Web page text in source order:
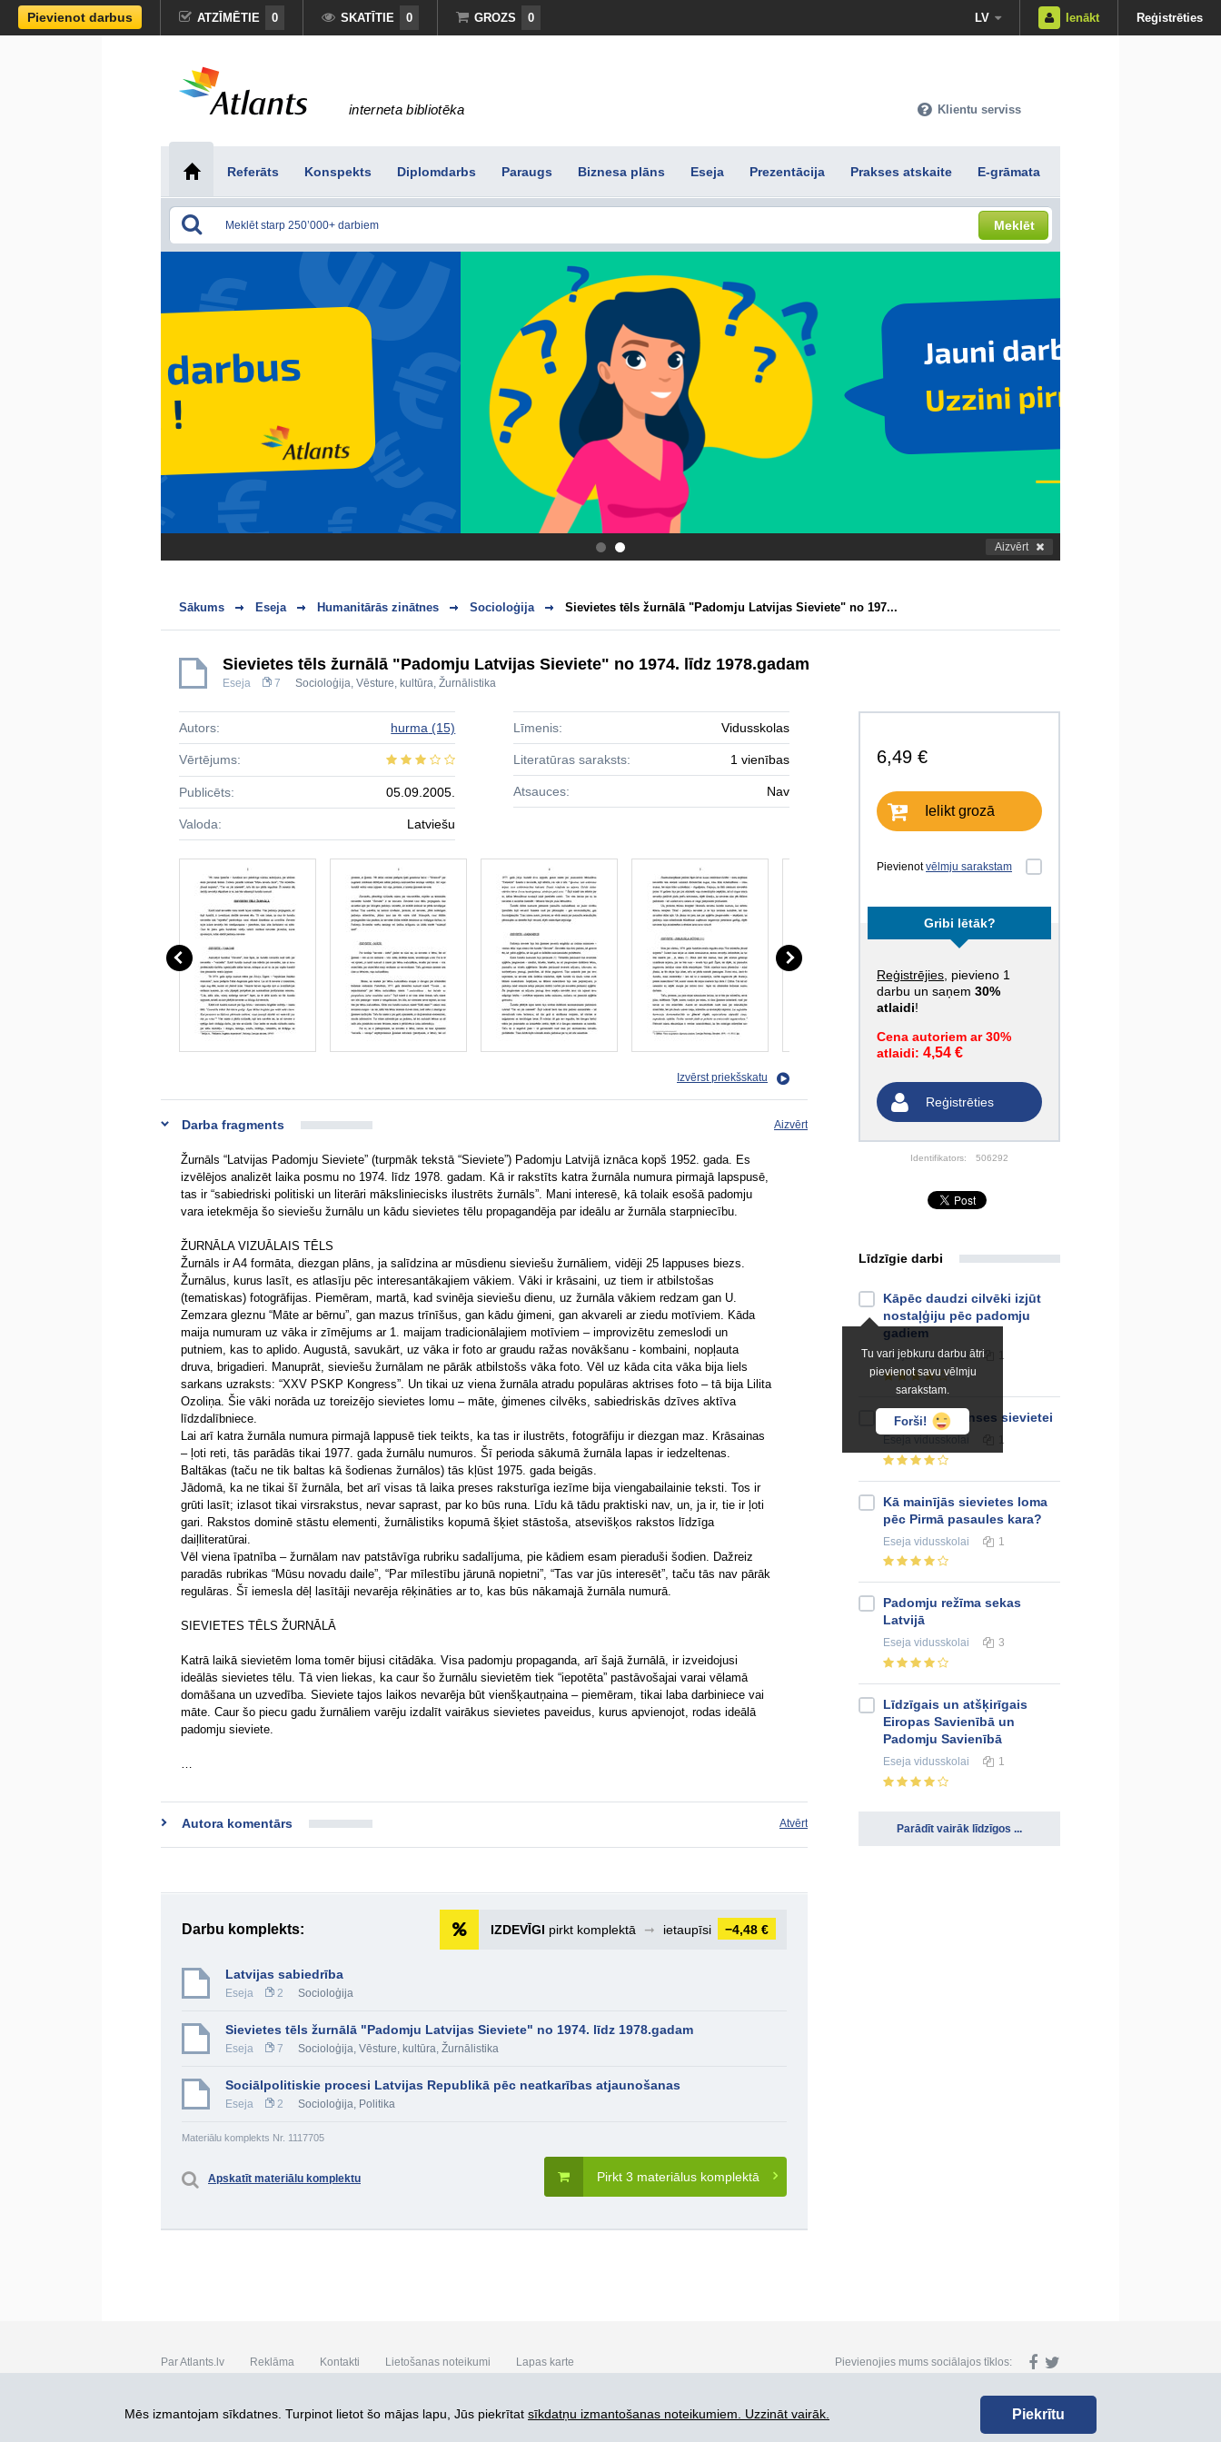
Pievienot darbus ATZĪMĒTIE 0 SKATĪTIE 0 GROZS 0 LV Ienākt Reģistrēties
interneta bibliotēka Klientu serviss
Referāts Konspekts Diplomdarbs Paraugs Biznesa plāns Eseja Prezentācija Prakses atskaite E-grāmata
Meklēt
. Aizvērt
Sākums Eseja Humanitārās zinātnes Socioloģija Sievietes tēls žurnālā "Padomju Latvijas Sieviete" no 197...
Sievietes tēls žurnālā "Padomju Latvijas Sieviete" no 1974. līdz 1978.gadam
Eseja 7 Socioloģija, Vēsture, kultūra, Žurnālistika
6,49 €
Ielikt grozā
Pievienotvēlmju sarakstam
Gribi lētāk?
Reģistrējies , pievieno 1
darbu un saņem 30%
atlaidi!
Cena autoriem ar 30%
atlaidi: 4,54 €
Reģistrēties
Identifikators: 506292
Autors: hurma (15)
Vērtējums:
Publicēts: 05.09.2005.
Valoda: Latviešu
Līmenis: Vidusskolas
Literatūras saraksts: 1 vienības
Atsauces: Nav
Izvērst priekšskatu
Darba fragments Aizvērt
Žurnāls “Latvijas Padomju Sieviete” (turpmāk tekstā “Sieviete”) Padomju Latvijā iznāca kopš 1952. gada. Es
izvēlējos analizēt laika posmu no 1974. līdz 1978. gadam. Kā ir rakstīts katra žurnāla numura pirmajā lapspusē,
tas ir “sabiedriski politiski un literāri māksliniecisks ilustrēts žurnāls”. Mani interesē, kā tolaik esošā padomju
vara ietekmēja šo sieviešu žurnālu un kādu sievietes tēlu propagandēja par ideālu ar žurnāla starpniecību.
ŽURNĀLA VIZUĀLAIS TĒLS
Žurnāls ir A4 formāta, diezgan plāns, ja salīdzina ar mūsdienu sieviešu žurnāliem, vidēji 25 lappuses biezs.
Žurnālus, kurus lasīt, es atlasīju pēc interesantākajiem vākiem. Vāki ir krāsaini, uz tiem ir atbilstošas
(tematiskas) fotogrāfijas. Piemēram, martā, kad svinēja sieviešu dienu, uz žurnāla vākiem redzam gan U.
Zemzara gleznu “Māte ar bērnu”, gan mazus trīnīšus, gan kādu ģimeni, gan akvareli ar ziedu motīviem. Kāda
maija numuram uz vāka ir zīmējums ar 1. maijam tradicionālajiem motīviem – improvizētu zemeslodi un
putniem, kas to aplido. Augustā, savukārt, uz vāka ir foto ar graudu ražas novākšanu - kombaini, nopļauta
druva, brigadieri. Manuprāt, sieviešu žurnālam ne pārāk atbilstošs vāka foto. Vēl uz kāda cita vāka bija liels
sarkans uzraksts: “XXV PSKP Kongress”. Un tikai uz viena žurnāla atradu populāras aktrises foto – tā bija Lilita
Ozoliņa. Šie vāki norāda uz toreizējo sievietes lomu – māte, ģimenes cilvēks, sabiedriskās dzīves aktīva
līdzdalībniece.
Lai arī katra žurnāla numura pirmajā lappusē tiek teikts, ka tas ir ilustrēts, fotogrāfiju ir diezgan maz. Krāsainas
– ļoti reti, tās parādās tikai 1977. gada žurnālu numuros. Šī perioda sākumā žurnāla lapas ir iedzeltenas.
Baltākas (taču ne tik baltas kā šodienas žurnālos) tās kļūst 1975. gada beigās.
Jādomā, ka ne tikai šī žurnāla, bet arī visas tā laika preses raksturīga iezīme bija viengabailainie teksti. Tos ir
grūti lasīt; izlasot tikai virsrakstus, nevar saprast, par ko būs runa. Līdu kā tādu praktiski nav, un, ja ir, tie ir ļoti
gari. Rakstos dominē stāstu elementi, žurnālistiks kopumā šķiet stāstoša, atsevišķos rakstos līdzīga
daiļliteratūrai.
Vēl viena īpatnība – žurnālam nav patstāvīga rubriku sadalījuma, pie kādiem esam pieraduši šodien. Dažreiz
paradās rubrikas “Mūsu novadu daile”, “Par mīlestību jārunā nopietni”, “Tas var jūs interesēt”, taču tās nav pārāk
regulāras. Šī iemesla dēļ lasītāji nevarēja rēķināties ar to, kas būs nākamajā žurnāla numurā.
SIEVIETES TĒLS ŽURNĀLĀ
Katrā laikā sievietēm loma tomēr bijusi citādāka. Visa padomju propaganda, arī šajā žurnālā, ir izveidojusi
ideālās sievietes tēlu. Tā vien liekas, ka caur šo žurnālu sievietēm tiek “iepotēta” pastāvošajai varai vēlamā
domāšana un uzvedība. Sieviete tajos laikos nevarēja būt vienšķautņaina – piemēram, tikai laba darbiniece vai
māte. Caur šo piecu gadu žurnāliem varēju izdalīt vairākus sievietes paveidus, kurus apvienojot, rodas ideālā
padomju sieviete.
…
Autora komentārs Atvērt
Darbu komplekts: IZDEVĪGI pirkt komplektā ➞ ietaupīsi −4,48 €
Latvijas sabiedrība
Eseja 2 Socioloģija
Sievietes tēls žurnālā "Padomju Latvijas Sieviete" no 1974. līdz 1978.gadam
Eseja 7 Socioloģija, Vēsture, kultūra, Žurnālistika
Sociālpolitiskie procesi Latvijas Republikā pēc neatkarības atjaunošanas
Eseja 2 Socioloģija, Politika
Materiālu komplekts Nr. 1117705
Pirkt 3 materiālus komplektā
Apskatīt materiālu komplektu
Līdzīgie darbi
Tu vari jebkuru darbu ātri
pievienot savu vēlmju
sarakstam.
Forši!
Kāpēc daudzi cilvēki izjūt
nostaļģiju pēc padomju
gadiem
Esejavidusskolai 1
Himna renesanses sievietei
1
Kā mainījās sievietes loma
pēc Pirmā pasaules kara?
Eseja vidusskolai 1
Padomju režīma sekas
Latvijā
Eseja vidusskolai 3
Līdzīgais un atšķirīgais
Eiropas Savienībā un
Padomju Savienībā
Eseja vidusskolai 1
Parādīt vairāk līdzīgos ...
Par Atlants.lv Reklāma Kontakti Lietošanas noteikumi Lapas karte Pievienojies mums sociālajos tīklos:
SIA „CDI” © 2002 - 2026
Mēs izmantojam sīkdatnes. Turpinot lietot šo mājas lapu, Jūs piekrītat sīkdatņu izmantošanas noteikumiem. Uzzināt vairāk. Piekrītu